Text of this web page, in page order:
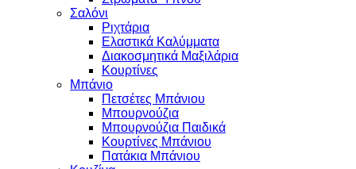
Σαλόνι
Ριχτάρια
Ελαστικά Καλύμματα
Διακοσμητικά Μαξιλάρια
Κουρτίνες
Μπάνιο
Πετσέτες Μπάνιου
Μπουρνούζια
Μπουρνούζια Παιδικά
Κουρτίνες Μπάνιου
Πατάκια Μπάνιου